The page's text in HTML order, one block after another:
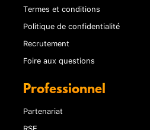
Termes et conditions
Politique de confidentialité
Recrutement
Foire aux questions
Professionnel
Partenariat